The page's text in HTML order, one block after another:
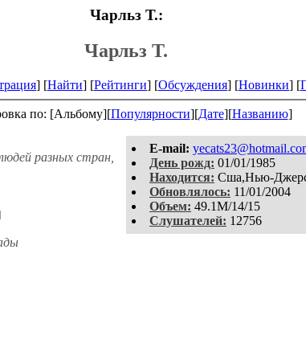
Чарльз Т.:
Чарльз Т.
] [Найти] [Рейтинги] [Обсуждения] [Новинки] [
по: [Альбому][Популярности][Дате][Названию]
E-mail:
День рожд: 01/01/1985
Находится: Сша,Нью-
Обновлялось: 11/01/2004
Объем: 49.1M/14/15
Слушателей: 12756
разных стран,